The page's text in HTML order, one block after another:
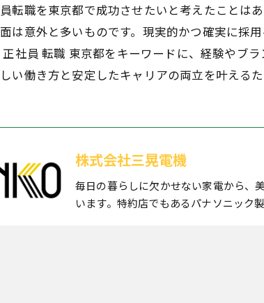
転職を東京都で成功させたいと考えたことは
は意外と多いものです。現実的かつ確実に採
社員 転職 東京都をキーワードに、経験やブ
い働き方と安定したキャリアの両立を叶えるた
株式会社三晃電機
毎日の暮らしに欠かせない家電から、
います。特約店でもあるパナソニック